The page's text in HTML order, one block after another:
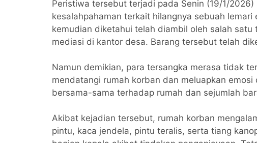
Peristiwa tersebut terjadi pada Senin (19/1/
kesalahpahaman terkait hilangnya sebuah lemari
kemudian diketahui telah diambil oleh salah
mediasi di kantor desa. Barang tersebut telah
Namun demikian, para tersangka merasa tidak
mendatangi rumah korban dan meluapkan
bersama-sama terhadap rumah dan sejumlah
Akibat kejadian tersebut, rumah korban
pintu, kaca jendela, pintu teralis, serta tiang